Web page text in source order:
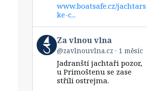
www.boatsafe.cz/jachtars
ke-c...
View
post
by
Za vlnou vlna
@zavlnouvlna.cz 1 měsíc
Jadranští jachtaři pozor,
u Primoštenu se zase
stříli ostrejma.